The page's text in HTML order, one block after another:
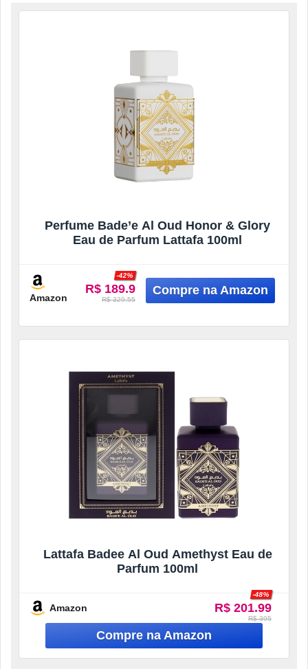
Perfume Bade’e Al Oud Honor & Glory
Eau de Parfum Lattafa 100ml
Amazon
R$ 189.9
-42%
R$ 329.55
Lattafa Badee Al Oud Amethyst Eau de
Parfum 100ml
Amazon R$ 201.99
-48%
R$ 395